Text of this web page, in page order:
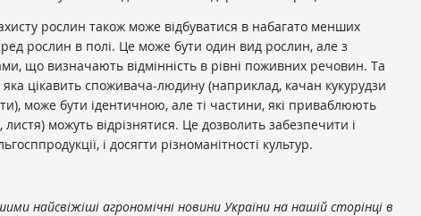
рослин також може відбуватися в набагато менших
рослин в полі. Це може бути один вид рослин, але з
що визначають відмінність в рівні поживних речовин. Та
цікавить споживача-людину (наприклад, качан кукурудзи
може бути ідентичною, але ті частини, які приваблюють
можуть відрізнятися. Це дозволить забезпечити і
і досягти різноманітності культур.
найсвіжіші агрономічні новини України на нашій сторінці в